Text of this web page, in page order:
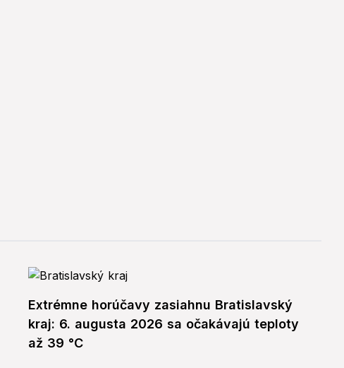
Extrémne horúčavy zasiahnu Bratislavský
kraj: 6. augusta 2026 sa očakávajú teploty
až 39 °C